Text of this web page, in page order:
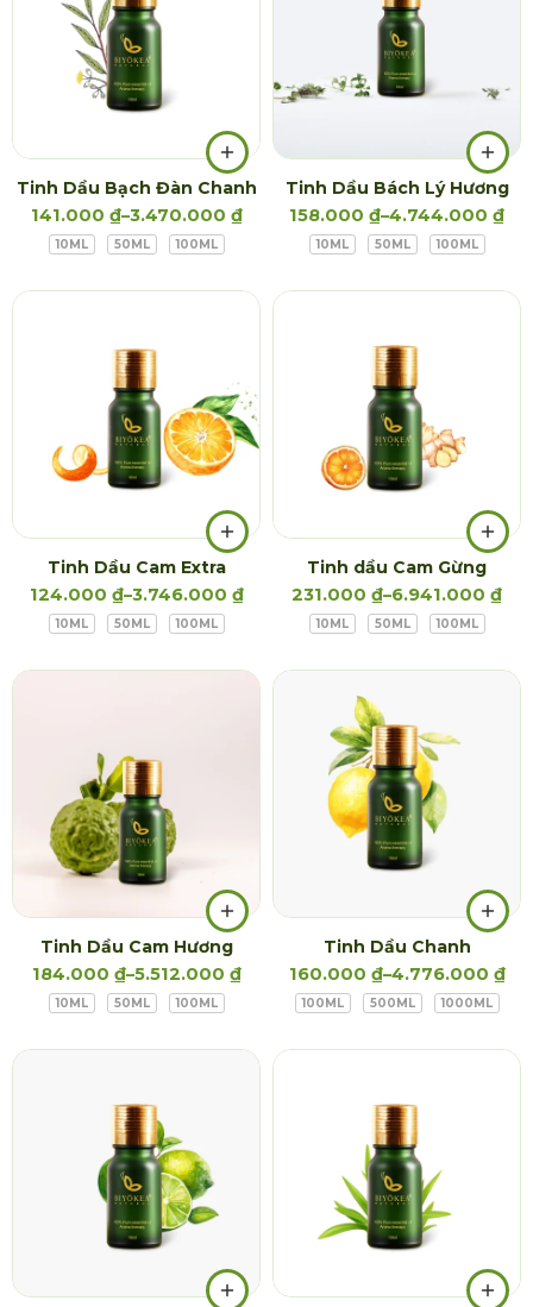
Tinh Dầu Bạch Đàn Chanh
141.000 ₫–3.470.000 ₫
10ML 50ML 100ML
Tinh Dầu Bách Lý Hương
158.000 ₫–4.744.000 ₫
10ML 50ML 100ML
Tinh Dầu Cam Extra
124.000 ₫–3.746.000 ₫
10ML 50ML 100ML
Tinh dầu Cam Gừng
231.000 ₫–6.941.000 ₫
10ML 50ML 100ML
Tinh Dầu Cam Hương
184.000 ₫–5.512.000 ₫
10ML 50ML 100ML
Tinh Dầu Chanh
160.000 ₫–4.776.000 ₫
100ML 500ML 1000ML